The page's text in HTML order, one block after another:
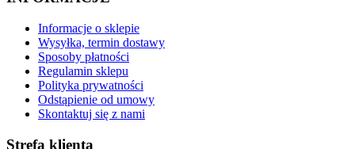
Informacje o sklepie
Wysyłka, termin dostawy
Sposoby płatności
Regulamin sklepu
Polityka prywatności
Odstąpienie od umowy
Skontaktuj się z nami
Strefa klienta